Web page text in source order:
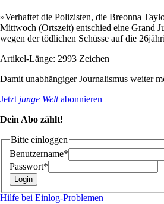
»Verhaftet die Polizisten, die Breonna
Mittwoch (Ortszeit) entschied eine Grand
wegen der tödlichen Schüsse auf die
Artikel-Länge: 2993 Zeichen
Damit unabhängiger Journalismus weiter
Jetzt junge Weltabonnieren
Dein Abo zählt!
Bitte einloggen
Benutzername*
Passwort*
Hilfe bei Einlog-Problemen